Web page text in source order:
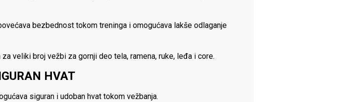
bezbednost tokom treninga i omogućava lakše odlaganje
veliki broj vežbi za gornji deo tela, ramena, ruke, leđa i core.
HVAT
siguran i udoban hvat tokom vežbanja.